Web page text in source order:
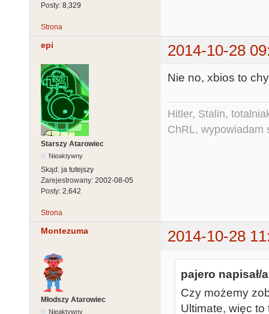
Posty: 8,329
Strona
epi 2014-10-28
Starszy Atarowiec
Nieaktywny
Skąd: ja tutejszy
Zarejestrowany: 2002-08-05
Posty: 2,642
Nie no, xbios to
Hitler, Stalin,
ChRL, wypowiadam
Strona
Montezuma 2014-10-28
Młodszy Atarowiec
Nieaktywny
pajero napisał/
Czy możemy
Ultimate, więc to